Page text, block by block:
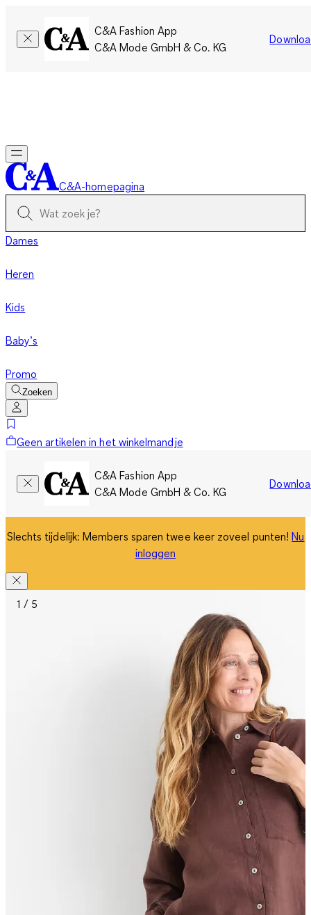
C&A Fashion App
C&A Mode GmbH & Co. KG
C&A-homepagina
Dames
Heren
Kids
Baby’s
Promo
Zoeken
Geen artikelen in het winkelmandje
C&A Fashion App
C&A Mode GmbH & Co. KG
Slechts tijdelijk: Members sparen twee keer zoveel punten!Nu
inloggen
1 / 5